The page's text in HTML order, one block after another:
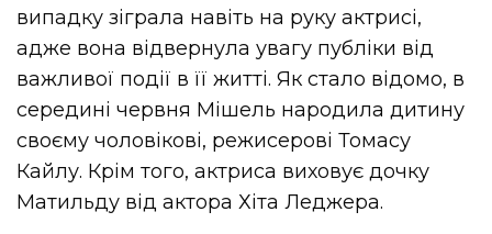
випадку зіграла навіть на руку актрисі,
адже вона відвернула увагу публіки від
важливої ​​події в її житті. Як стало відомо, в
середині червня Мішель народила дитину
своєму чоловікові, режисерові Томасу
Кайлу. Крім того, актриса виховує дочку
Матильду від актора Хіта Леджера.